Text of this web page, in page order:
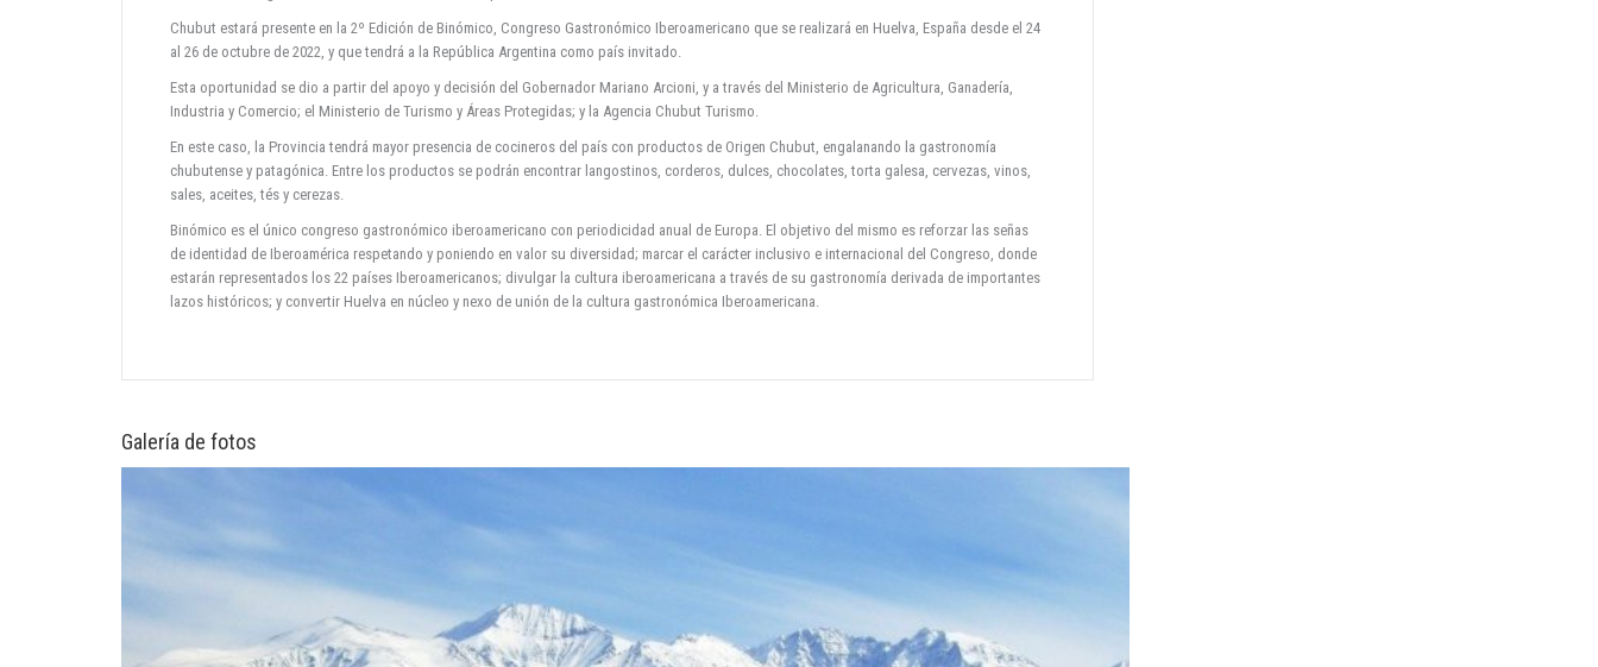
Chubut estará presente en la 2º Edición de Binómico, Congreso Gastronómico Iberoamericano que se realizará en Huelva, España desde el 24
al 26 de octubre de 2022, y que tendrá a la República Argentina como país invitado.
Esta oportunidad se dio a partir del apoyo y decisión del Gobernador Mariano Arcioni, y a través del Ministerio de Agricultura, Ganadería,
Industria y Comercio; el Ministerio de Turismo y Áreas Protegidas; y la Agencia Chubut Turismo.
En este caso, la Provincia tendrá mayor presencia de cocineros del país con productos de Origen Chubut, engalanando la gastronomía
chubutense y patagónica. Entre los productos se podrán encontrar langostinos, corderos, dulces, chocolates, torta galesa, cervezas, vinos,
sales, aceites, tés y cerezas.
Binómico es el único congreso gastronómico iberoamericano con periodicidad anual de Europa. El objetivo del mismo es reforzar las señas
de identidad de Iberoamérica respetando y poniendo en valor su diversidad; marcar el carácter inclusivo e internacional del Congreso, donde
estarán representados los 22 países Iberoamericanos; divulgar la cultura iberoamericana a través de su gastronomía derivada de importantes
lazos históricos; y convertir Huelva en núcleo y nexo de unión de la cultura gastronómica Iberoamericana.
Galería de fotos